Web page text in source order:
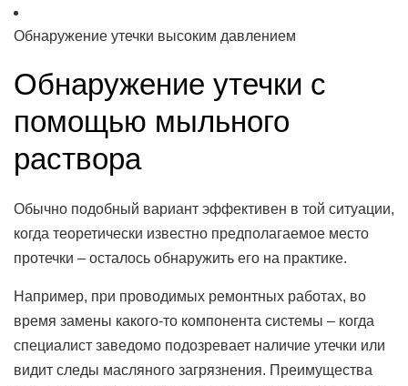
Обнаружение утечки высоким давлением
Обнаружение утечки с
помощью мыльного
раствора
Обычно подобный вариант эффективен в той ситуации,
когда теоретически известно предполагаемое место
протечки – осталось обнаружить его на практике.
Например, при проводимых ремонтных работах, во
время замены какого-то компонента системы – когда
специалист заведомо подозревает наличие утечки или
видит следы масляного загрязнения. Преимущества